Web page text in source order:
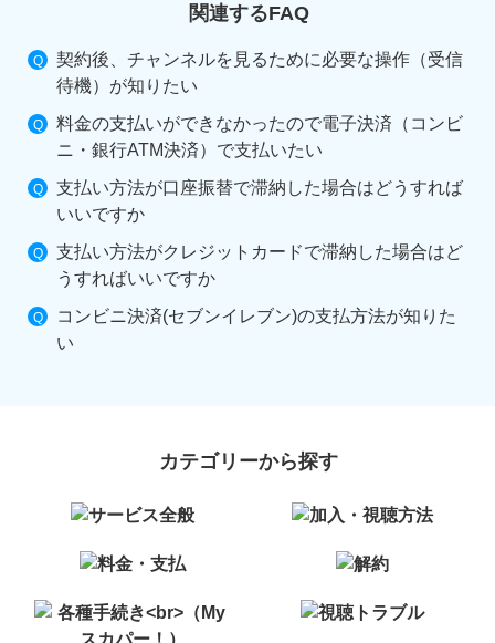
関連するFAQ
契約後、チャンネルを見るために必要な操作（受信
待機）が知りたい
料金の支払いができなかったので電子決済（コンビ
ニ・銀行ATM決済）で支払いたい
支払い方法が口座振替で滞納した場合はどうすれば
いいですか
支払い方法がクレジットカードで滞納した場合はど
うすればいいですか
コンビニ決済(セブンイレブン)の支払方法が知りた
い
カテゴリーから探す